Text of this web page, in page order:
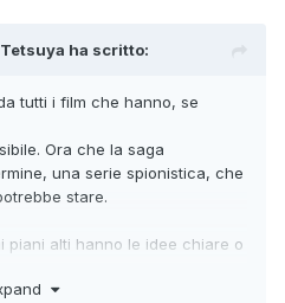
Tetsuya ha scritto:
tutti i film che hanno, se
Ora che la saga
una serie spionistica, che
stare.
piani alti hanno le idee chiare o